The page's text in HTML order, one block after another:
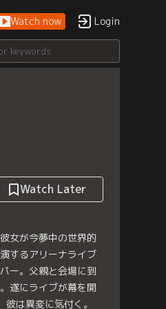
Watch now Login
Watch Later
女が今夢中の世界的
するアリーナライブ
ー。父親と会場に到
遂にライブが幕を開
は異変に気付く。